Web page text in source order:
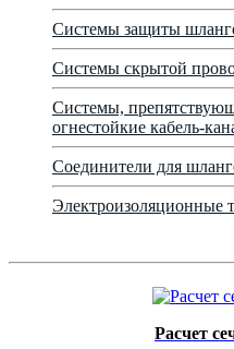
Системы защиты
Системы скрытой
Системы,
огнестойкие кабель-
Соединители для
Электроизоляционные
Расчет